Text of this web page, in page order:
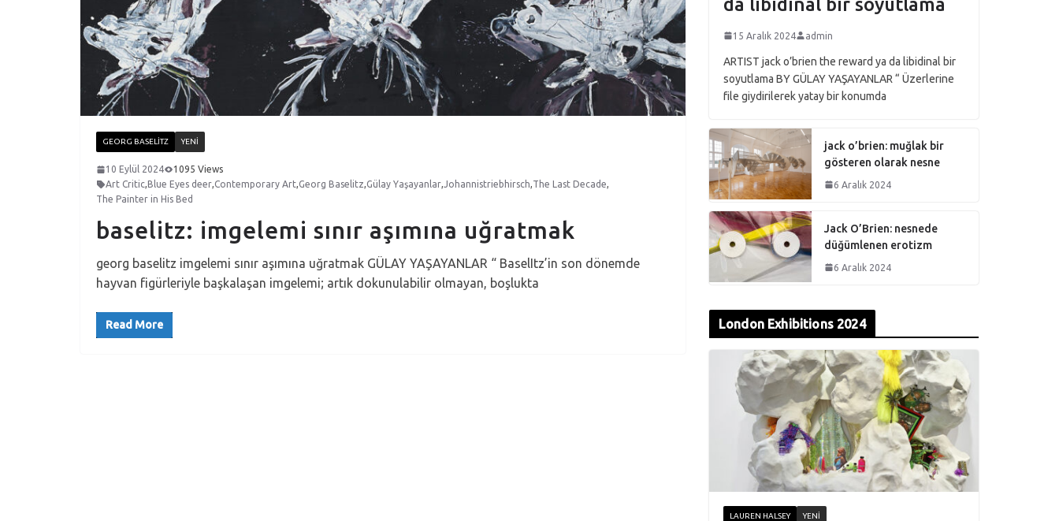
GEORG BASELITZ YENI
10 Eylül 2024
1095 Views
Art Critic, Blue Eyes deer,Contemporary Art,Georg Baselitz,Gülay Yaşayanlar,Johannistriebhirsch,The Last Decade,
The Painter in His Bed
baselitz: imgelemi sınır aşımına uğratmak
georg baselitz imgelemi sınır aşımına uğratmak GÜLAY YAŞAYANLAR “ BaselItz’in son dönemde
hayvan figürleriyle başkalaşan imgelemi; artık dokunulabilir olmayan, boşlukta
Read More
15 Aralık 2024 admin
ARTIST jack o’brien the reward ya da libidinal bir
soyutlama BY GÜLAY YAŞAYANLAR “ Üzerlerine
file giydirilerek yatay bir konumda
jack o’brien: muğlak bir
gösteren olarak nesne
6 Aralık 2024
Jack O’Brien: nesnede
düğümlenen erotizm
6 Aralık 2024
London Exhibitions 2024
LAUREN HALSEY YENI